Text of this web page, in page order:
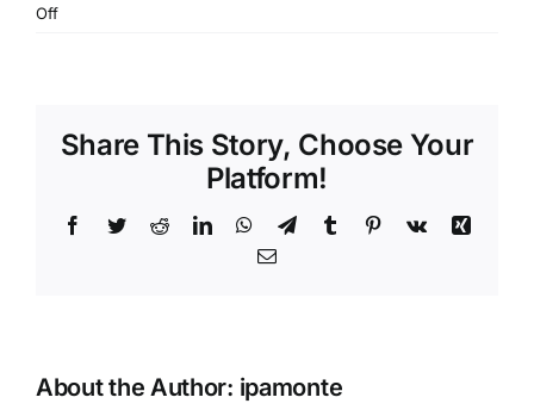
Offon
Share This Story, Choose Your
Platform!
Facebook
TwitterRedditLinkedInWhatsApp
TelegramTumblr Pinterest
Vk
Xing
Email
About the Author: ipamonte